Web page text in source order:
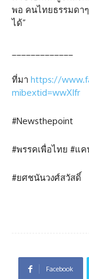
พอ คนไทยธรรมดา
ได้”
ที่มา https://
mibextid=wwXIfr
#Newsthepoint
#พรรคเพื่อไทย #แ
#ยศชนันวงศ์สวัสดิ์
Facebook